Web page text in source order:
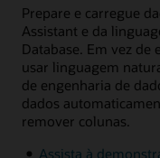
Prepare e carregue
Assistant e da
Database. Em vez de
usar linguagem
de engenharia de
dados
remover colunas.
Assista à